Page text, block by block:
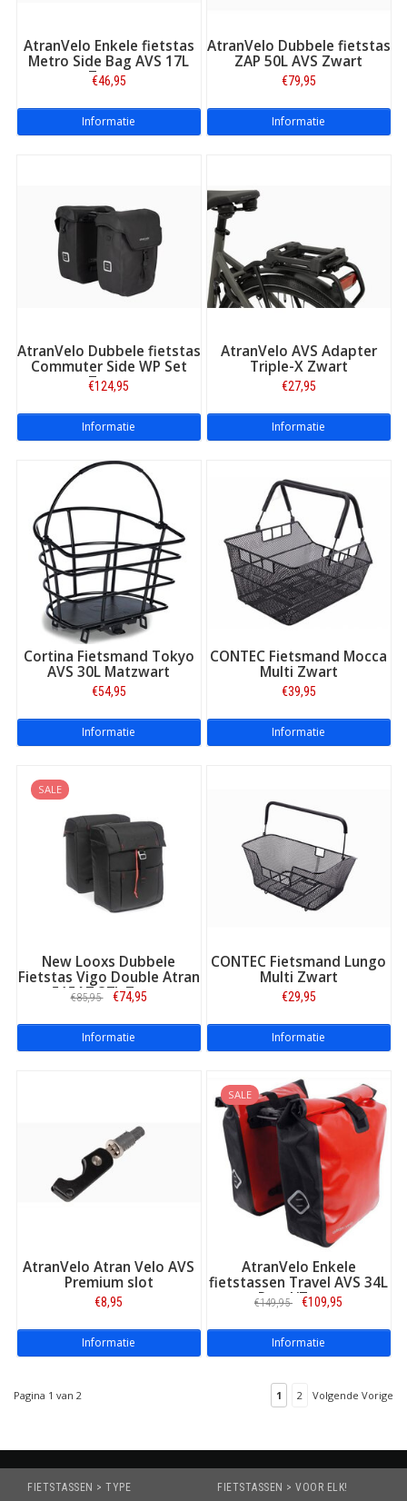
Bekijk hieronder de uitlegvideo's.
AtranVelo Systems
Newrack monteren vóór:
Monteren Newrack Uni:
Atran AVS Multi Fix Kit:
AVS Atran adapter:
Monteren Newrack:
AtranVelo Enkele fietstas
Metro Side Bag AVS 17L
Zwart
€46,95
Informatie
AtranVelo Dubbele fietstas
ZAP 50L AVS Zwart
€79,95
Informatie
AtranVelo Dubbele fietstas
Commuter Side WP Set
Zwart
€124,95
Informatie
AtranVelo AVS Adapter
Triple-X Zwart
€27,95
Informatie
Cortina Fietsmand Tokyo
AVS 30L Matzwart
€54,95
Informatie
CONTEC Fietsmand Mocca
Multi Zwart
€39,95
Informatie
SALE
New Looxs Dubbele
Fietstas Vigo Double Atran
515AT 37L Zwart
€85,95 €74,95
Informatie
CONTEC Fietsmand Lungo
Multi Zwart
€29,95
Informatie
AtranVelo Atran Velo AVS
Premium slot
€8,95
Informatie
SALE
AtranVelo Enkele
fietstassen Travel AVS 34L
Rood/Zwart
€149,95 €109,95
Informatie
Pagina 1 van 2 1 2 Volgende Vorige
FIETSTASSEN > TYPE FIETSTASSEN > VOOR ELK!